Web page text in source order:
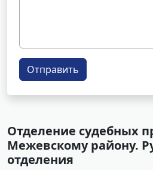
Отправить
Отделение судебных
Межевскому району.
отделения